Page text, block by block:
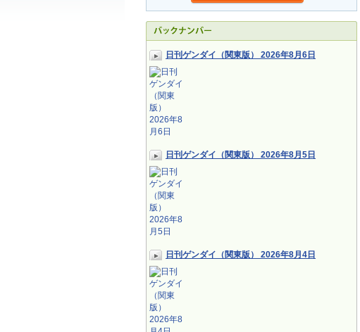
日刊ゲンダイ（関東版） 2026年8月6日
日刊ゲンダイ（関東版） 2026年8月5日
日刊ゲンダイ（関東版） 2026年8月4日